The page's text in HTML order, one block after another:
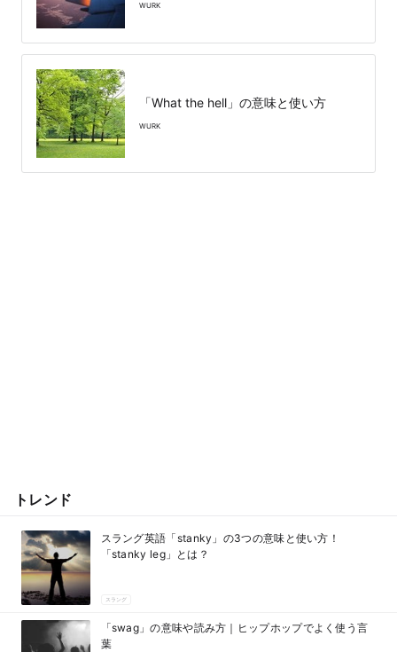
WURK
「What the hell」の意味と使い方
WURK
トレンド
スラング英語「stanky」の3つの意味と使い方！
「stanky leg」とは？
スラング
「swag」の意味や読み方｜ヒップホップでよく使う言
葉